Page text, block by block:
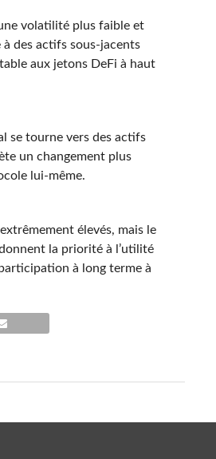
volatilité plus faible et
des actifs sous-jacents
aux jetons DeFi à haut
se tourne vers des actifs
un changement plus
lui-même.
élevés, mais le
la priorité à l’utilité
à long terme à